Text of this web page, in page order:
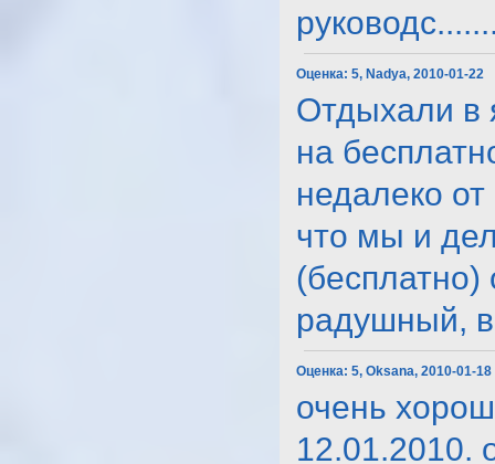
Оценка:5, Nadya, 2010-01-22
Отдыхали в
на
недалеко
что мы и
радушный,
Оценка:5, Oksana, 2010-01-18
очень
12.01.2010.